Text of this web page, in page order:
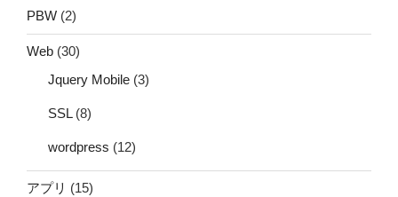
PBW (2)
Web (30)
Jquery Mobile (3)
SSL(8)
wordpress (12)
アプリ (15)